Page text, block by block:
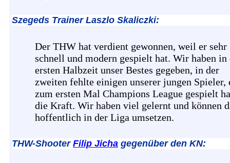
Szegeds Trainer Laszlo Skaliczki:
Der THW hat verdient gewonnen, weil er sehr
schnell und modern gespielt hat. Wir haben in
ersten Halbzeit unser Bestes gegeben, in der
zweiten fehlte einigen unserer jungen Spieler,
zum ersten Mal Champions League gespielt
die Kraft. Wir haben viel gelernt und können
hoffentlich in der Liga umsetzen.
THW-Shooter Filip Jicha gegenüber den KN: